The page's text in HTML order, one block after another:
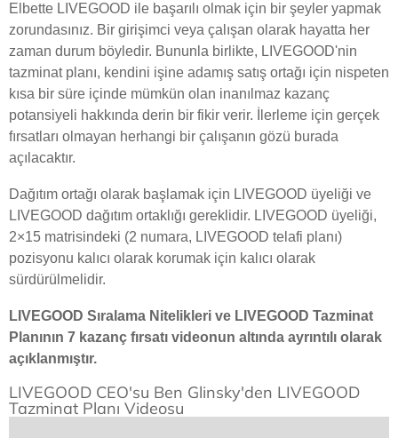
Elbette LIVEGOOD ile başarılı olmak için bir şeyler yapmak
zorundasınız. Bir girişimci veya çalışan olarak hayatta her
zaman durum böyledir. Bununla birlikte, LIVEGOOD'nin
tazminat planı, kendini işine adamış satış ortağı için nispeten
kısa bir süre içinde mümkün olan inanılmaz kazanç
potansiyeli hakkında derin bir fikir verir. İlerleme için gerçek
fırsatları olmayan herhangi bir çalışanın gözü burada
açılacaktır.
Dağıtım ortağı olarak başlamak için LIVEGOOD üyeliği ve
LIVEGOOD dağıtım ortaklığı gereklidir. LIVEGOOD üyeliği,
2×15 matrisindeki (2 numara, LIVEGOOD telafi planı)
pozisyonu kalıcı olarak korumak için kalıcı olarak
sürdürülmelidir.
LIVEGOOD Sıralama Nitelikleri ve LIVEGOOD Tazminat
Planının 7 kazanç fırsatı videonun altında ayrıntılı olarak
açıklanmıştır.
LIVEGOOD CEO'su Ben Glinsky'den LIVEGOOD
Tazminat Planı Videosu